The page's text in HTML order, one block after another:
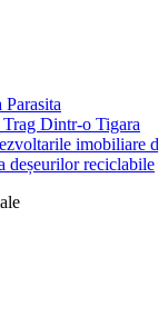
Dintr-o Tigara
imobiliare
deșeurilor reciclabile